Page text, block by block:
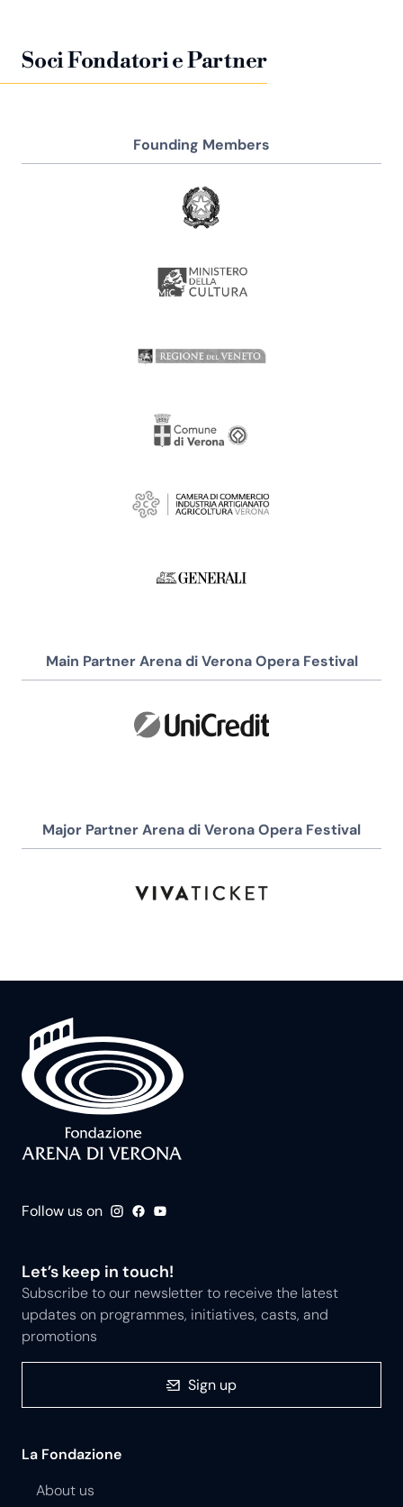
Soci Fondatori e Partner
Founding Members
Main Partner Arena di Verona Opera Festival
Major Partner Arena di Verona Opera Festival
Follow us on
Let’s keep in touch!
Subscribe to our newsletter to receive the latest
updates on programmes, initiatives, casts, and
promotions
Sign up
La Fondazione
About us